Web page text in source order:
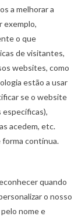
a melhorar a
exemplo,
o que
de visitantes,
websites, como
estão a usar
se o website
acedem, etc.
forma contínua.
quando
o nosso
nome e